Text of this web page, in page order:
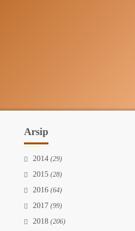
Arsip
2014(29)
2015(28)
2016(64)
2017(99)
2018(206)